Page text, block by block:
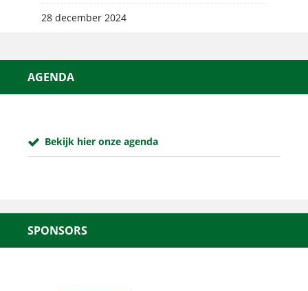
28 december 2024
AGENDA
Bekijk hier onze agenda
SPONSORS